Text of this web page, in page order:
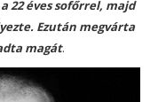
22 éves sofőrrel, majd
Ezután megvárta
magát.